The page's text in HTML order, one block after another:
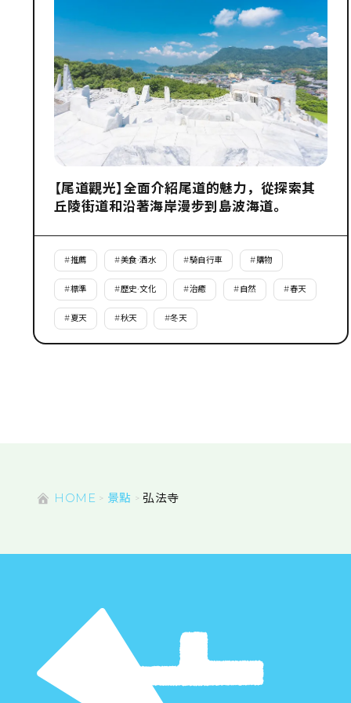
【尾道觀光】全面介紹尾道的魅力，從探索其
丘陵街道和沿著海岸漫步到島波海道。
#推薦 #美食·酒水 #騎自行車 #購物
#標準 #歷史·文化 #治癒 #自然 #春天
#夏天 #秋天 #冬天
HOME 景點 弘法寺